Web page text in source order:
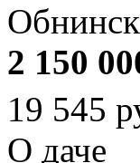
Обнинск
2 150
19 545
О даче